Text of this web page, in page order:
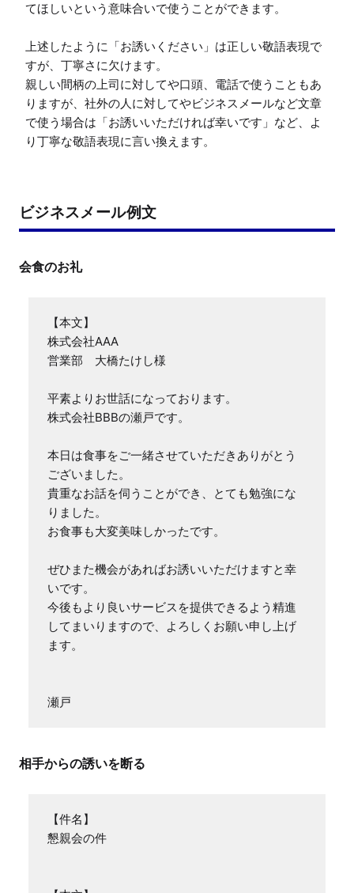
てほしいという意味合いで使うことができます。
上述したように「お誘いください」は正しい敬語表現で
すが、丁寧さに欠けます。
親しい間柄の上司に対してや口頭、電話で使うこともあ
りますが、社外の人に対してやビジネスメールなど文章
で使う場合は「お誘いいただければ幸いです」など、よ
ビジネスメール例文
会食のお礼
【本文】
株式会社AAA
営業部　大橋たけし様
平素よりお世話になっております。
株式会社BBBの瀬戸です。
本日は食事をご一緒させていただきありがとう
ございました。
貴重なお話を伺うことができ、とても勉強にな
りました。
お食事も大変美味しかったです。
ぜひまた機会があればお誘いいただけますと幸
いです。
今後もより良いサービスを提供できるよう精進
してまいりますので、よろしくお願い申し上げ
ます。
瀬戸
相手からの誘いを断る
【件名】
懇親会の件